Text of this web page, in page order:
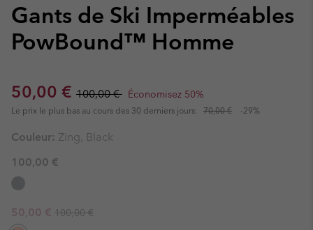
Gants de Ski Imperméables
PowBound™ Homme
Sale price:
50,00 € Regular price:
100,00 € Économisez 50%
Le prix le plus bas au cours des 30 derniers jours: 70,00 € -29%
Couleur: Zing, Black
100,00 €
Sale price:
50,00 € Regular price:
100,00 €